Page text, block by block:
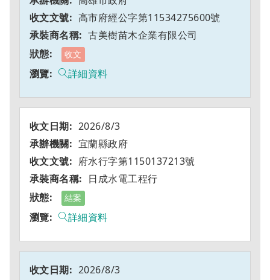
高市府經公字第11534275600號
古美樹苗木企業有限公司
收文
詳細資料
2026/8/3
宜蘭縣政府
府水行字第1150137213號
日成水電工程行
結案
詳細資料
2026/8/3